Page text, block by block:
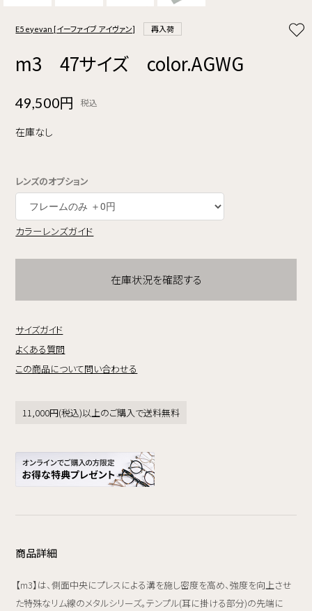
E5 eyevan [イーファイブ アイヴァン] 再入荷
m3 47サイズ color.AGWG
49,500円 税込
在庫なし
レンズのオプション
カラーレンズガイド
在庫状況を確認する
サイズガイド
よくある質問
この商品について問い合わせる
11,000円(税込)以上のご購入で送料無料
商品詳細
【m3】は、側面中央にプレスによる溝を施し密度を高め、強度を向上させ
た特殊なリム線のメタルシリーズ。テンプル(耳に掛ける部分)の先端に